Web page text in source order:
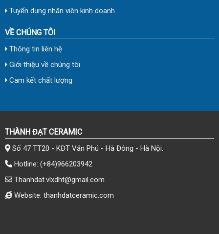
Tuyển dụng nhân viên kinh doanh
VỀ CHÚNG TÔI
Thông tin liên hệ
Giới thiệu về chúng tôi
Cam kết chất lượng
THÀNH ĐẠT CERAMIC
Số 47 TT20 - KĐT Văn Phú - Hà Đông - Hà Nội.
Hotline: (+84)966203942
Thanhdat.vlxdht@gmail.com
Website: thanhdatceramic.com